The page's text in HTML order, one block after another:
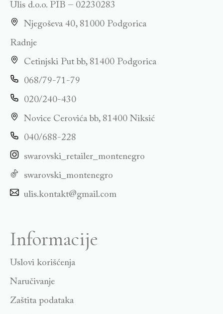
Ulis d.o.o. PIB – 02230283
Njegoševa 40, 81000 Podgorica
Radnje
Cetinjski Put bb, 81400 Podgorica
068/79-71-79
020/240-430
Novice Cerovića bb, 81400 Niksić
040/688-228
swarovski_retailer_montenegro
swarovski_montenegro
ulis.kontakt@gmail.com
Informacije
Uslovi korišćenja
Naručivanje
Zaštita podataka